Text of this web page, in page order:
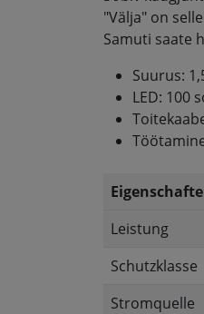
"Välja" on
Samuti saate
Suurus:
LED: 100
Leistung
Schutzklasse
Stromquelle